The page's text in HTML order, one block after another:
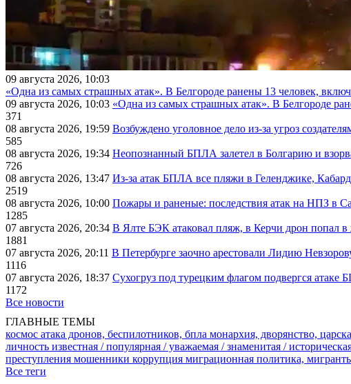
09 августа 2026, 10:03
«Одна из самых страшных атак». В Белгороде ранены 13 человек,
09 августа 2026, 10:03 «Одна из самых страшных атак». В Белгороде
371
08 августа 2026, 19:59 Возбуждено уголовное дело из-за угроз
585
08 августа 2026, 19:34 Неопознанный БПЛА залетел в Болгарию и
726
08 августа 2026, 13:47 Из-за атак БПЛА все пляжи в Геленджике,
2519
08 августа 2026, 10:00 Пожары и раненые: последствия атак на НПЗ в
1285
07 августа 2026, 20:34 В Ялте БЭК атаковал пляж, в Керчи дрон попал
1881
07 августа 2026, 20:11 В Петербурге заочно арестовали Лидию
1116
07 августа 2026, 18:37 Сухогруз под турецким флагом подвергся
1172
Все новости
ГЛАВНЫЕ ТЕМЫ
космос атака дронов, беспилотников, бпла монархия, дворянство,
личность известная / популярная / уважаемая / знаменитая /
преступления мошенники коррупция миграционная политика,
Все теги